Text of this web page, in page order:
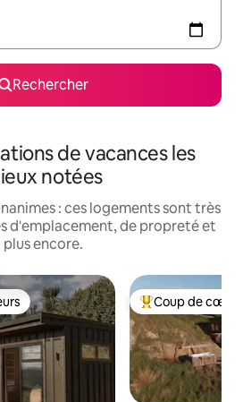
Rechercher
de vacances les
notées
: ces logements sont très
d'emplacement, de propreté et
plus encore.
Coups de cœur
Coup de cœur